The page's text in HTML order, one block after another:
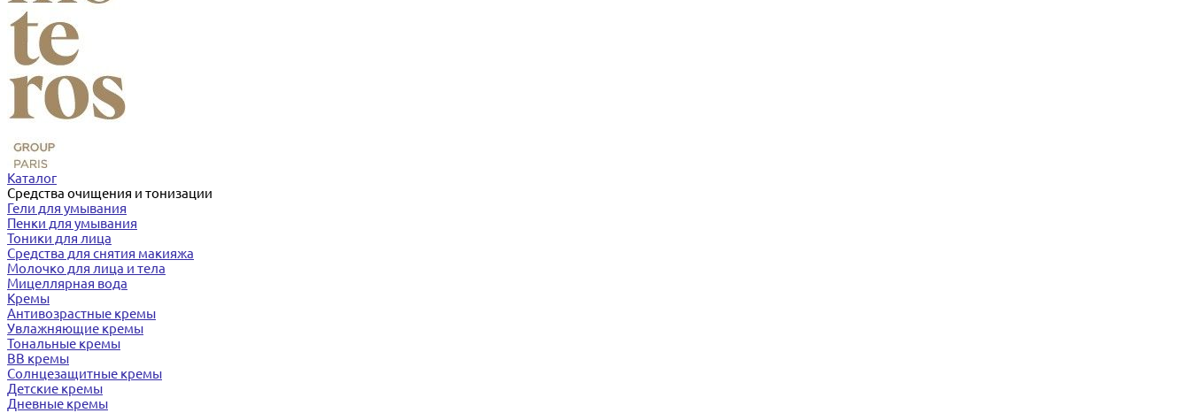
Каталог
Средства очищения и тонизации
Гели для умывания
Пенки для умывания
Тоники для лица
Средства для снятия макияжа
Молочко для лица и тела
Мицеллярная вода
Кремы
Антивозрастные кремы
Увлажняющие кремы
Тональные кремы
BB кремы
Солнцезащитные кремы
Детские кремы
Дневные кремы